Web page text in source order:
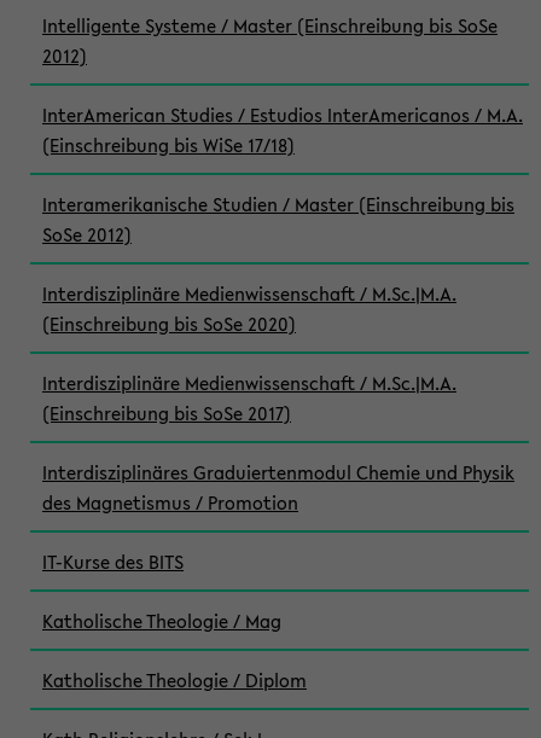
Intelligente Systeme / Master (Einschreibung bis SoSe
2012)
InterAmerican Studies / Estudios InterAmericanos / M.A.
(Einschreibung bis WiSe 17/18)
Interamerikanische Studien / Master (Einschreibung bis
SoSe 2012)
Interdisziplinäre Medienwissenschaft / M.Sc.|M.A.
(Einschreibung bis SoSe 2020)
Interdisziplinäre Medienwissenschaft / M.Sc.|M.A.
(Einschreibung bis SoSe 2017)
Interdisziplinäres Graduiertenmodul Chemie und Physik
des Magnetismus / Promotion
IT-Kurse des BITS
Katholische Theologie / Mag
Katholische Theologie / Diplom